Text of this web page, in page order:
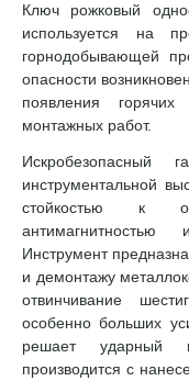
Ключ рожковый
используется на
горнодобывающей
опасности
появления
монтажных работ.
Искробезопасный
инструментальной
стойкостью к
антимагнитностью
Инструмент
и демонтажу
отвинчивание
особенно больших
решает ударный
производится с